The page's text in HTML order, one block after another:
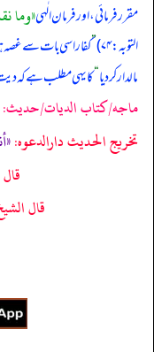
مقرر فرمائی، اور فرمان الٰہی«وما
التوبہ: ۷۴) ”کفار اسی بات سے غصہ
مالدار کر دیا“کا یہی مطلب ہے کہ دیت
ماجه/كتاب الديات/حدیث: 2632]
تخریج الحدیث دارالدعوہ:
قال